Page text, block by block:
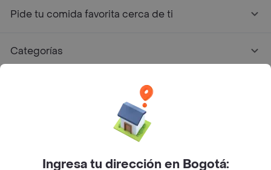
Pide tu comida favorita cerca de ti
Categorías
Facebook
Twitter
Instagram
Ingresa tu dirección en Bogotá: